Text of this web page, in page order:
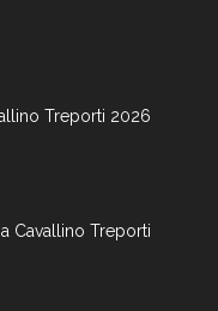
Treporti 2026
Cavallino Treporti